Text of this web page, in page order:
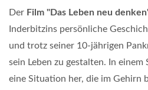
Der Film "Das Leben neu
Inderbitzins persönliche
und trotz seiner 10-jährigen
sein Leben zu gestalten. In
eine Situation her, die im Gehirn